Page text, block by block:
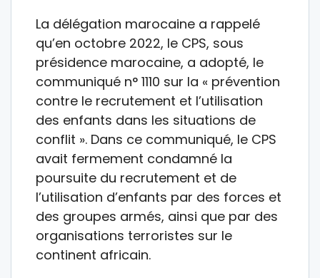
La délégation marocaine a rappelé
qu’en octobre 2022, le CPS, sous
présidence marocaine, a adopté, le
communiqué n° 1110 sur la « prévention
contre le recrutement et l’utilisation
des enfants dans les situations de
conflit ». Dans ce communiqué, le CPS
avait fermement condamné la
poursuite du recrutement et de
l’utilisation d’enfants par des forces et
des groupes armés, ainsi que par des
organisations terroristes sur le
continent africain.